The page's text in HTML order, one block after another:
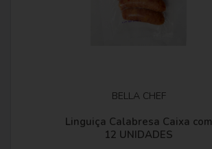
BELLA CHEF
Linguiça Calabresa Caixa com
12 UNIDADES